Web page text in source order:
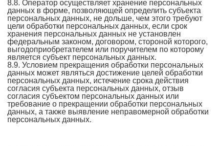
8.8. Оператор осуществляет хранение персональных
данных в форме, позволяющей определить субъекта
персональных данных, не дольше, чем этого требуют
цели обработки персональных данных, если срок
хранения персональных данных не установлен
федеральным законом, договором, стороной которого,
выгодоприобретателем или поручителем по которому
является субъект персональных данных.
8.9. Условием прекращения обработки персональных
данных может являться достижение целей обработки
персональных данных, истечение срока действия
согласия субъекта персональных данных, отзыв
согласия субъектом персональных данных или
требование о прекращении обработки персональных
данных, а также выявление неправомерной обработки
персональных данных.